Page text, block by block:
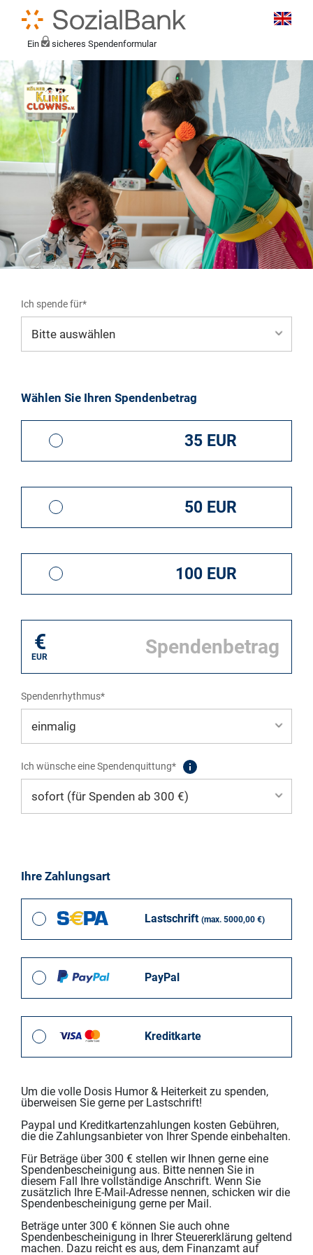
Ein sicheres Spendenformular
Ich spende für*
Wählen Sie Ihren Spendenbetrag
35 EUR
50 EUR
100 EUR
€
EUR
Spendenrhythmus*
Ich wünsche eine Spendenquittung*
Ihre Zahlungsart
Lastschrift (max. 5000,00 €)
PayPal
Kreditkarte
Um die volle Dosis Humor & Heiterkeit zu spenden,
überweisen Sie gerne per Lastschrift!
Paypal und Kreditkartenzahlungen kosten Gebühren,
die die Zahlungsanbieter von Ihrer Spende einbehalten.
Für Beträge über 300 € stellen wir Ihnen gerne eine
Spendenbescheinigung aus. Bitte nennen Sie in
diesem Fall Ihre vollständige Anschrift. Wenn Sie
zusätzlich Ihre E-Mail-Adresse nennen, schicken wir die
Spendenbescheinigung gerne per Mail.
Beträge unter 300 € können Sie auch ohne
Spendenbescheinigung in Ihrer Steuererklärung geltend
machen. Dazu reicht es aus, dem Finanzamt auf